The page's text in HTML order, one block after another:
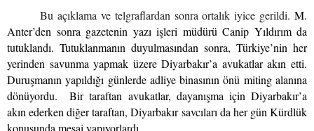
Bu açıklama ve telgraflardan sonra ortalık iyice gerildi. M.
Anter’den sonra gazetenin yazı işleri müdürü Canip Yıldırım da
tutuklandı. Tutuklanmanın duyulmasından sonra, Türkiye’nin her
yerinden savunma yapmak üzere Diyarbakır’a avukatlar akın etti.
Duruşmanın yapıldığı günlerde adliye binasının önü miting alanına
dönüyordu.
Bir taraftan avukatlar, dayanışma için Diyarbakır’a
akın ederken diğer taraftan, Diyarbakır savcıları da her gün Kürdlük
konusunda mesai yapıyorlardı.